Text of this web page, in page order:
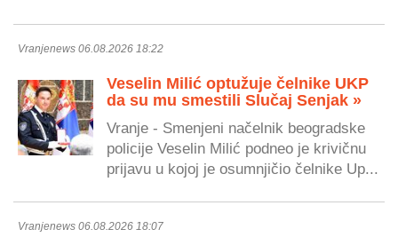
Vranjenews 06.08.2026 18:22
Veselin Milić optužuje čelnike UKP
da su mu smestili Slučaj Senjak »
Vranje - Smenjeni načelnik beogradske
policije Veselin Milić podneo je krivičnu
prijavu u kojoj je osumnjičio čelnike Up...
Vranjenews 06.08.2026 18:07